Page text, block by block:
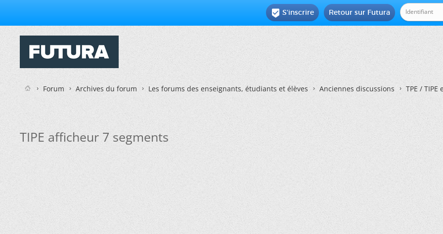
Retour sur Futura
 S'inscrire
Forum Archives du forum Les forums des enseignants, étudiants et élèves Anciennes discussions TPE /
TIPE afficheur 7 segments